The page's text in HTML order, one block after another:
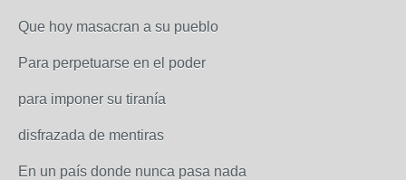
Que hoy masacran a su pueblo
Para perpetuarse en el poder
para imponer su tiranía
disfrazada de mentiras
En un país donde nunca pasa nada